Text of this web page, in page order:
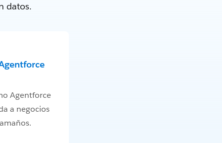
datos.
Agentforce
a negocios